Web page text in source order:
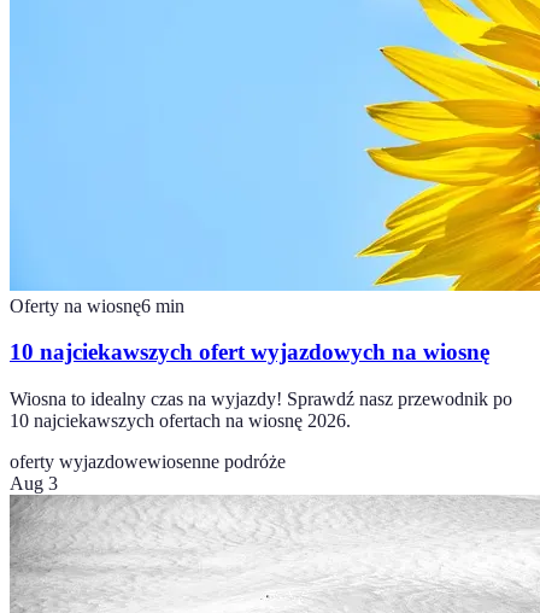
Oferty na wiosnę6 min
10 najciekawszych ofert wyjazdowych na wiosnę
Wiosna to idealny czas na wyjazdy! Sprawdź nasz przewodnik po
10 najciekawszych ofertach na wiosnę 2026.
oferty wyjazdowewiosenne podróże
Aug 3